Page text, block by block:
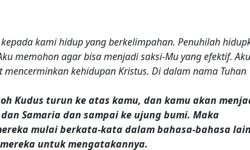
kami hidup yang berkelimpahan. Penuhilah
memohon agar bisa menjadi saksi-Mu yang efektif. Aku
kehidupan Kristus. Di dalam nama Tuhan
Kudus turun ke atas kamu, dan kamu akan
Samaria dan sampai ke ujung bumi. Maka
mulai berkata-kata dalam bahasa-bahasa
untuk mengatakannya.